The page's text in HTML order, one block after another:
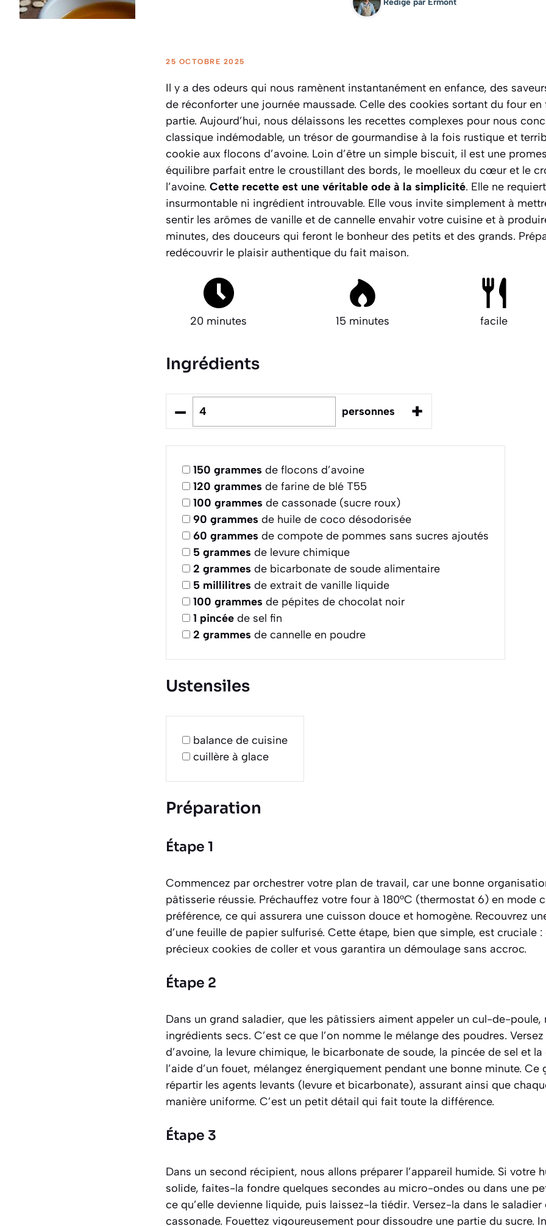
Rédigé par Ermont
25 OCTOBRE 2025
Il y a des odeurs qui nous ramènent instantanément en enfance, des
de réconforter une journée maussade. Celle des cookies sortant du four
partie. Aujourd’hui, nous délaissons les recettes complexes pour nous
classique indémodable, un trésor de gourmandise à la fois rustique et
cookie aux flocons d’avoine. Loin d’être un simple biscuit, il est une
équilibre parfait entre le croustillant des bords, le moelleux du cœur et le
l’avoine. Cette recette est une véritable ode à la simplicité. Elle ne
insurmontable ni ingrédient introuvable. Elle vous invite simplement à
sentir les arômes de vanille et de cannelle envahir votre cuisine et à
minutes, des douceurs qui feront le bonheur des petits et des grands.
redécouvrir le plaisir authentique du fait maison.
20 minutes 15 minutes facile
Ingrédients
– personnes +
150 grammes de flocons d’avoine
120 grammes de farine de blé T55
100 grammes de cassonade (sucre roux)
90 grammes de huile de coco désodorisée
60 grammes de compote de pommes sans sucres ajoutés
5 grammes de levure chimique
2 grammes de bicarbonate de soude alimentaire
5 millilitres de extrait de vanille liquide
100 grammes de pépites de chocolat noir
1 pincée de sel fin
2 grammes de cannelle en poudre
Ustensiles
balance de cuisine
cuillère à glace
Préparation
Étape 1
Commencez par orchestrer votre plan de travail, car une bonne
pâtisserie réussie. Préchauffez votre four à 180°C (thermostat 6) en mode
préférence, ce qui assurera une cuisson douce et homogène. Recouvrez
d’une feuille de papier sulfurisé. Cette étape, bien que simple, est cruciale
précieux cookies de coller et vous garantira un démoulage sans accroc.
Étape 2
Dans un grand saladier, que les pâtissiers aiment appeler un cul-de-poule,
ingrédients secs. C’est ce que l’on nomme le mélange des poudres.
d’avoine, la levure chimique, le bicarbonate de soude, la pincée de sel et
l’aide d’un fouet, mélangez énergiquement pendant une bonne minute.
répartir les agents levants (levure et bicarbonate), assurant ainsi que
manière uniforme. C’est un petit détail qui fait toute la différence.
Étape 3
Dans un second récipient, nous allons préparer l’appareil humide. Si votre
solide, faites-la fondre quelques secondes au micro-ondes ou dans une
ce qu’elle devienne liquide, puis laissez-la tiédir. Versez-la dans le
cassonade. Fouettez vigoureusement pour dissoudre une partie du sucre.